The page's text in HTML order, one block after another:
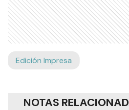
Edición Impresa
NOTAS